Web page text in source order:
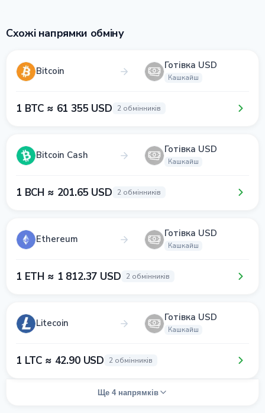
Схожі напрямки обміну
Bitcoin Готівка USD
Кашкайш
1 BTC ≈ 61 355 USD 2 обмінників
Bitcoin Cash Готівка USD
Кашкайш
1 BCH ≈ 201.65 USD 2 обмінників
Ethereum Готівка USD
Кашкайш
1 ETH ≈ 1 812.37 USD 2 обмінників
Litecoin Готівка USD
Кашкайш
1 LTC ≈ 42.90 USD 2 обмінників
Ще 4 напрямків